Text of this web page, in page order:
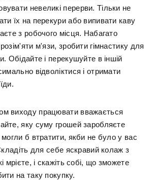
невеликі перерви. Тільки не
їх на перекури або випивати каву
з робочого місця. Набагато
м'язи, зробити гімнастику для
Обідайте і перекушуйте в іншій
відволіктися і отримати
виходу працювати вважається
яку суму грошей заробляєте
б втратити, якби не було у вас
для себе яскравий колаж з
мрієте, і скажіть собі, що зможете
на таку покупку.